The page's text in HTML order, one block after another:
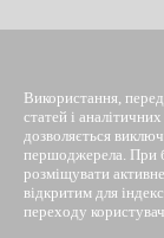
Використання,
статей і
дозволяється
першоджерела. При
розміщувати
відкритим для
переходу